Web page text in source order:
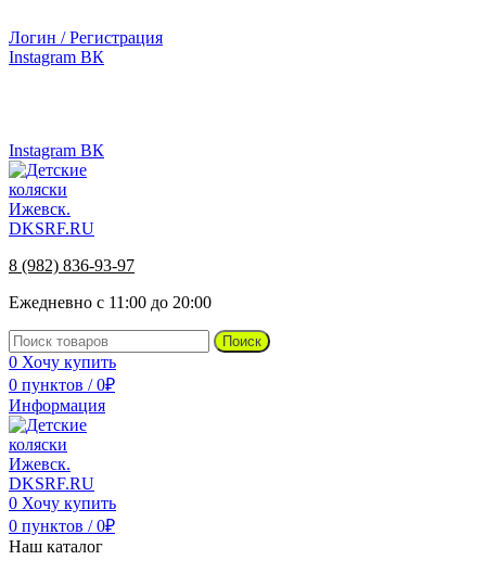
Логин / Регистрация
Instagram ВК
Instagram ВК
8 (982) 836-93-97
Ежедневно с 11:00 до 20:00
Поиск
0 Хочу купить
0 пунктов / 0₽
Информация
0 Хочу купить
0 пунктов / 0₽
Наш каталог